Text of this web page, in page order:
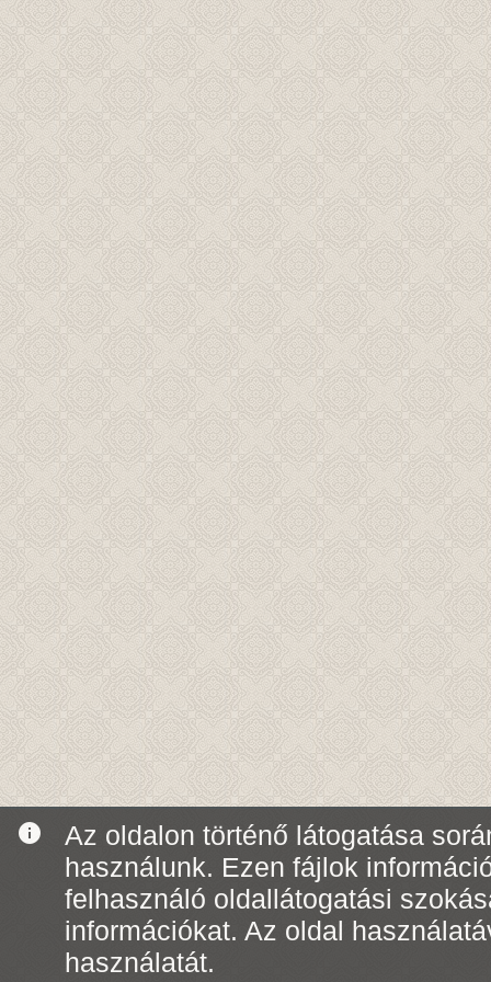
info
Az oldalon történő látogatása
használunk. Ezen fájlok
felhasználó oldallátogatási
információkat. Az oldal
használatát.